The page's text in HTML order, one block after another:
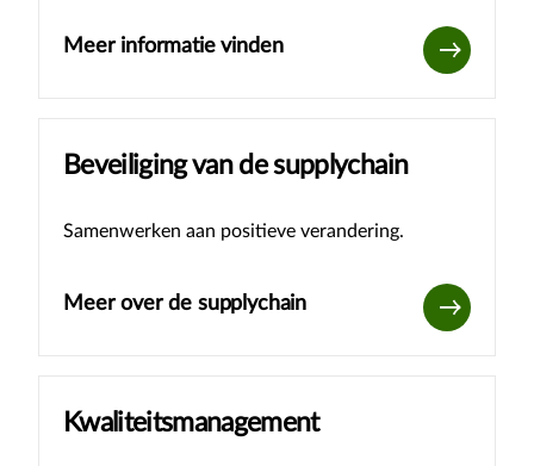
Meer informatie vinden
Beveiliging van de supplychain
Samenwerken aan positieve verandering.
Meer over de supplychain
Kwaliteitsmanagement